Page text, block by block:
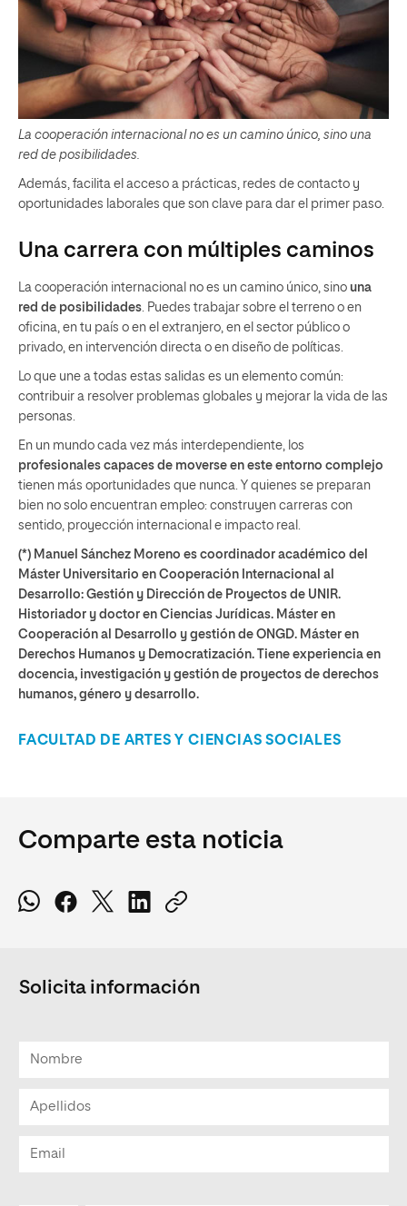
La cooperación internacional no es un camino único, sino una
red de posibilidades.
Además, facilita el acceso a prácticas, redes de contacto y
oportunidades laborales que son clave para dar el primer paso.
Una carrera con múltiples caminos
La cooperación internacional no es un camino único, sino una
red de posibilidades . Puedes trabajar sobre el terreno o en
oficina, en tu país o en el extranjero, en el sector público o
privado, en intervención directa o en diseño de políticas.
Lo que une a todas estas salidas es un elemento común:
contribuir a resolver problemas globales y mejorar la vida de las
personas.
En un mundo cada vez más interdependiente, los
profesionales capaces de moverse en este entorno complejo
tienen más oportunidades que nunca. Y quienes se preparan
bien no solo encuentran empleo: construyen carreras con
sentido, proyección internacional e impacto real.
(*) Manuel Sánchez Moreno es coordinador académico del
Máster Universitario en Cooperación Internacional al
Desarrollo: Gestión y Dirección de Proyectos de UNIR.
Historiador y doctor en Ciencias Jurídicas. Máster en
Cooperación al Desarrollo y gestión de ONGD. Máster en
Derechos Humanos y Democratización. Tiene experiencia en
docencia, investigación y gestión de proyectos de derechos
humanos, género y desarrollo.
FACULTAD DE ARTES Y CIENCIAS SOCIALES
Comparte esta noticia
Solicita información